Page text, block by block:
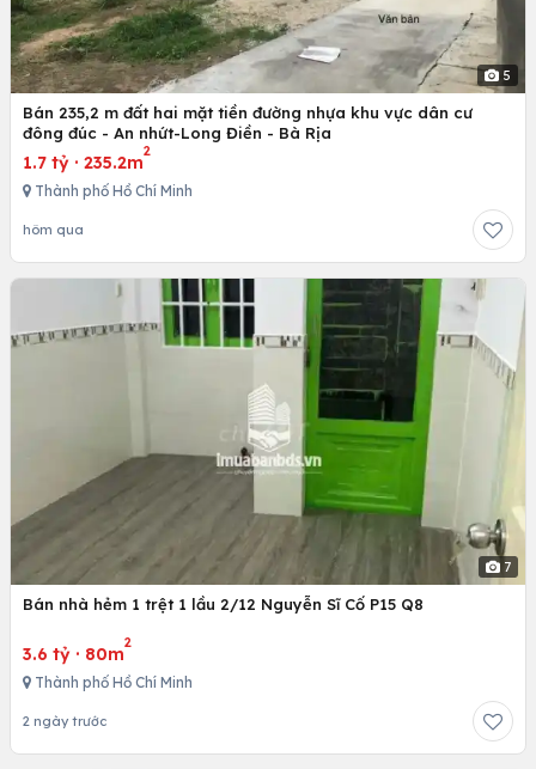
5
Bán 235,2 m đất hai mặt tiền đường nhựa khu vực dân cư
đông đúc - An nhứt-Long Điền - Bà Rịa
1.7 tỷ · 235.2m
2
Thành phố Hồ Chí Minh
hôm qua
7
Bán nhà hẻm 1 trệt 1 lầu 2/12 Nguyễn Sĩ Cố P15 Q8
3.6 tỷ · 80m
2
Thành phố Hồ Chí Minh
2 ngày trước